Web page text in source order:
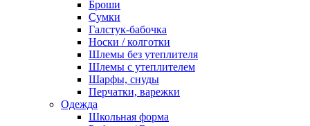
Броши
Сумки
Галстук-бабочка
Носки / колготки
Шлемы без утеплителя
Шлемы с утеплителем
Шарфы, снуды
Перчатки, варежки
Одежда
Школьная форма